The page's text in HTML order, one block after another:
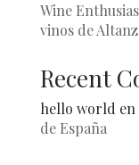
Wine
vinos de
Recent
hello world en
de España